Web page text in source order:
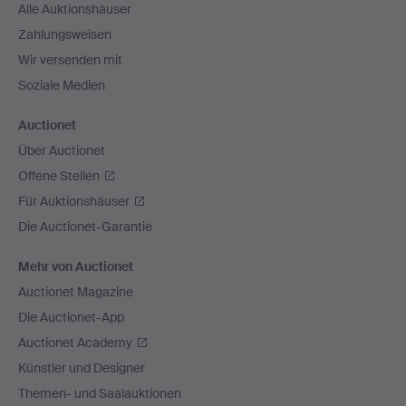
Alle Auktionshäuser
Zahlungsweisen
Wir versenden mit
Soziale Medien
Auctionet
Über Auctionet
Offene Stellen
Für Auktionshäuser
Die Auctionet-Garantie
Mehr von Auctionet
Auctionet Magazine
Die Auctionet-App
Auctionet Academy
Künstler und Designer
Themen- und Saalauktionen